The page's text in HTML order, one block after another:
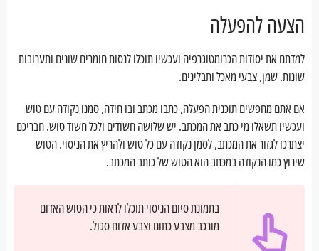
הצעה להפעלה
למדתם את יסודות הכרומטוגרפיה ועכשיו תוכלו לנסות חומרים שונים ותערובות
שונות. שמן, צבעי מאכל ותבלינים.
אם אתם מחפשים תוכנית הפעלה, כתבו מכתב ובו חידה, סמנו נקודה עם טוש
ועכשיו תשאלו מי כתב את המכתב. יש שלושה חשודים ולכל חשוד טוש. חבריכם
יצתרכו לגזור את המכתב, לסמן נקודה עם כל טוש ולהריץ את הניסוי. הטוש
שירוץ כמו הנקודה במכתב הוא הטוש של כותב המכתב.
בתמונת סיום הניסוי תוכלו לראות כי הטוש האדום
מורכב מצבע כתום וצבע אדום סגול.